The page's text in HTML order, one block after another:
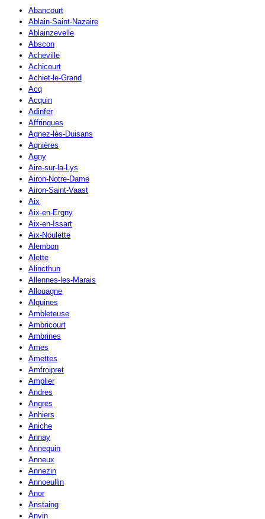
Abancourt
Ablain-Saint-Nazaire
Ablainzevelle
Abscon
Acheville
Achicourt
Achiet-le-Grand
Acq
Acquin
Adinfer
Affringues
Agnez-lès-Duisans
Agnières
Agny
Aire-sur-la-Lys
Airon-Notre-Dame
Airon-Saint-Vaast
Aix
Aix-en-Ergny
Aix-en-Issart
Aix-Noulette
Alembon
Alette
Alincthun
Allennes-les-Marais
Allouagne
Alquines
Ambleteuse
Ambricourt
Ambrines
Ames
Amettes
Amfroipret
Amplier
Andres
Angres
Anhiers
Aniche
Annay
Annequin
Anneux
Annezin
Annoeullin
Anor
Anstaing
Anvin